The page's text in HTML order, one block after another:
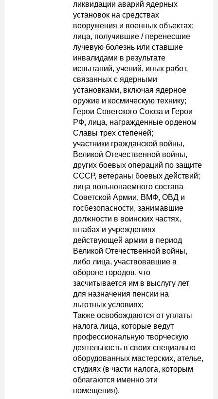
ликвидации аварий ядерных
установок на средствах
вооружения и военных объектах;
лица, получившие / перенесшие
лучевую болезнь или ставшие
инвалидами в результате
испытаний, учений, иных работ,
связанных с ядерными
установками, включая ядерное
оружие и космическую технику;
Герои Советского Союза и Герои
РФ, лица, награжденные орденом
Славы трех степеней;
участники гражданской войны,
Великой Отечественной войны,
других боевых операций по защите
СССР, ветераны боевых действий;
лица вольнонаемного состава
Советской Армии, ВМФ, ОВД и
госбезопасности, занимавшие
должности в воинских частях,
штабах и учреждениях
действующей армии в период
Великой Отечественной войны,
либо лица, участвовавшие в
обороне городов, что
засчитывается им в выслугу лет
для назначения пенсии на
льготных условиях;
Также освобождаются от уплаты
налога лица, которые ведут
профессиональную творческую
деятельность в своих специально
оборудованных мастерских, ателье,
студиях (в части налога, которым
облагаются именно эти
помещения).